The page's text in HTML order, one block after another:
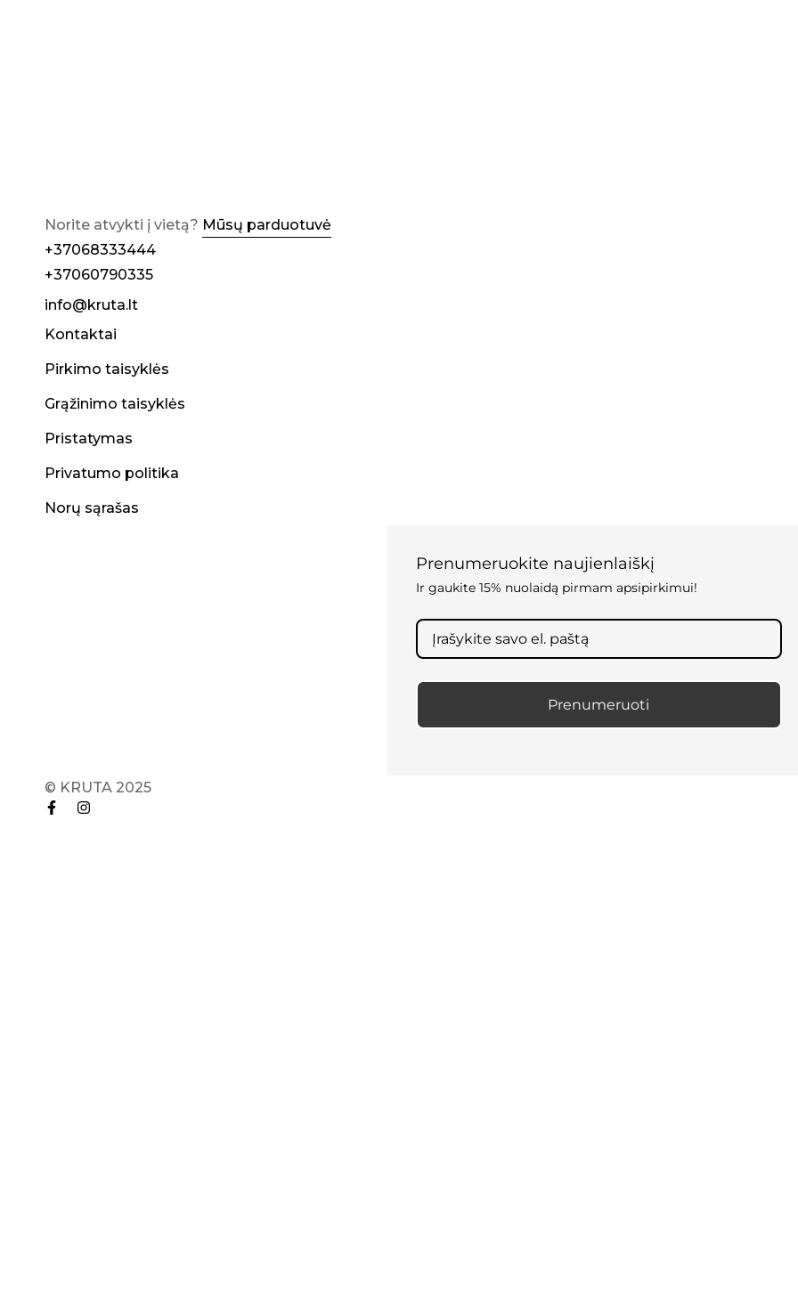
Norite atvykti į vietą? Mūsų parduotuvė
+37068333444
+37060790335
info@kruta.lt
Kontaktai
Pirkimo taisyklės
Grąžinimo taisyklės
Pristatymas
Privatumo politika
Norų sąrašas
Prenumeruokite naujienlaiškį
Ir gaukite 15% nuolaidą pirmam apsipirkimui!
Prenumeruoti
© KRUTA 2025